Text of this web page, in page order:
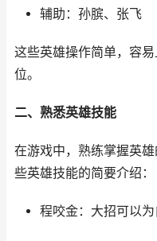
辅助：孙膑、张飞
这些英雄操作简单，容
位。
二、熟悉英雄技能
在游戏中，熟练掌握英
些英雄技能的简要介绍：
程咬金：大招可以为